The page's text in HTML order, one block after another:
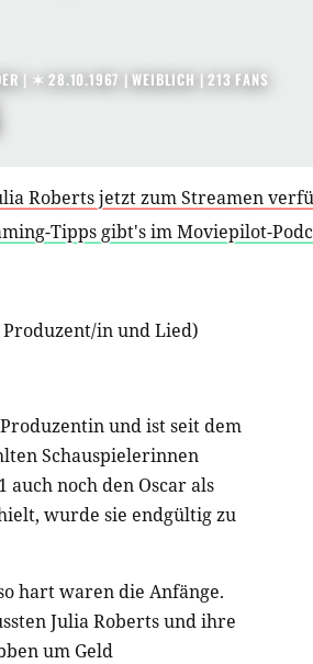
| ✶ 28.10.1967 | WEIBLICH | 213 FANS
Roberts jetzt zum Streamen
Tipps gibt's im Moviepilot-
Produzent/inundLied)
und ist seit dem
Schauspielerinnen
noch den Oscar als
wurde sie endgültig zu
hart waren die Anfänge.
Julia Roberts und ihre
um Geld